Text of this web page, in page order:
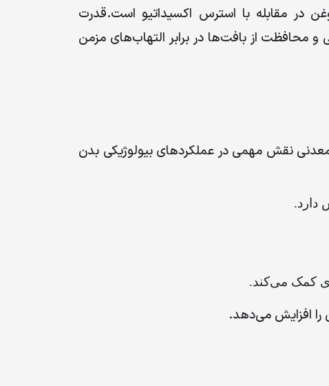
در مقابله با استرس اکسیداتیو است.قدرت
و محافظت از بافت‌ها در برابر التهاب‌های مزمن
نقش مهمی در عملکردهای بیولوژیکی بدن
دارد.
کمک می‌کند.
را افزایش می‌دهد.